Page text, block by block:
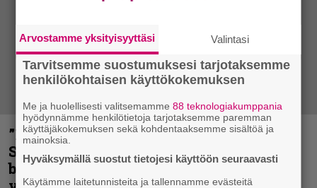
”He ovat tuoneet soittoon jotain uutta” –
Sepulturan Andreas Kisser nimeää
bändin, jonka riffit ovat tehneet
Arvostamme yksityisyyttäsi Valintasi
Tarvitsemme suostumuksesi tarjotaksemme
henkilökohtaisen käyttökokemuksen
Me ja huolellisesti valitsemamme88 teknologiakumppania
hyödynnämme henkilötietoja tarjotaksemme paremman
käyttäjäkokemuksen sekä kohdentaaksemme sisältöä ja
mainoksia.
Hyväksymällä suostut tietojesi käyttöön seuraavasti
Käytämme laitetunnisteita ja tallennamme evästeitä